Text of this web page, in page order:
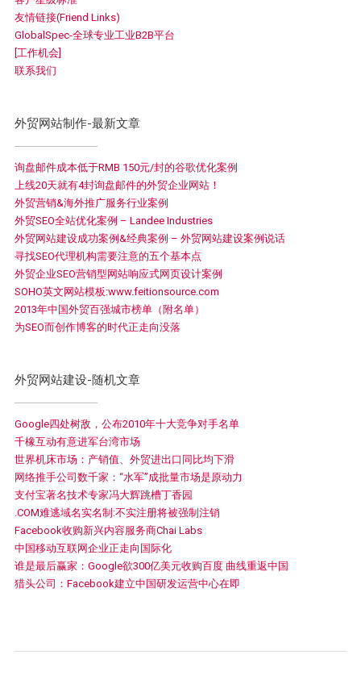
友情链接(Friend Links)
GlobalSpec-全球专业工业B2B平台
[工作机会]
联系我们
外贸网站制作-最新文章
询盘邮件成本低于RMB 150元/封的谷歌优化案例
上线20天就有4封询盘邮件的外贸企业网站！
外贸营销&海外推广服务行业案例
外贸SEO全站优化案例 – Landee Industries
外贸网站建设成功案例&经典案例 – 外贸网站建设案例说话
寻找SEO代理机构需要注意的五个基本点
外贸企业SEO营销型网站响应式网页设计案例
SOHO英文网站模板:www.feitionsource.com
2013年中国外贸百强城市榜单（附名单）
为SEO而创作博客的时代正走向没落
外贸网站建设-随机文章
Google四处树敌，公布2010年十大竞争对手名单
千橡互动有意进军台湾市场
世界机床市场：产销值、外贸进出口同比均下滑
网络推手公司数千家：“水军”成批量市场是原动力
支付宝著名技术专家冯大辉跳槽丁香园
.COM难逃域名实名制:不实注册将被强制注销
Facebook收购新兴内容服务商Chai Labs
中国移动互联网企业正走向国际化
谁是最后赢家：Google欲300亿美元收购百度 曲线重返中国
猎头公司：Facebook建立中国研发运营中心在即